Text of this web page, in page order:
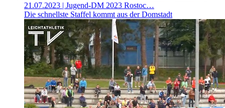
21.07.2023 | Jugend-DM 2023 Rostoc…
Die schnellste Staffel kommt aus der Domstadt